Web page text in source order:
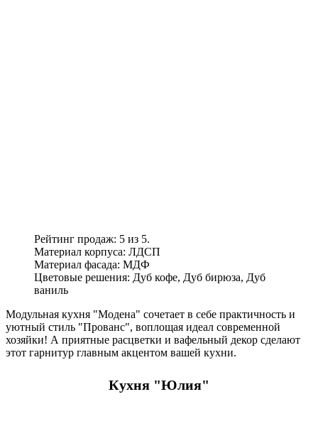
Рейтинг продаж: 5 из 5.
Материал корпуса: ЛДСП
Материал фасада: МДФ
Цветовые решения: Дуб кофе, Дуб бирюза, Дуб
ваниль
Модульная кухня "Модена" сочетает в себе практичность и
уютный стиль "Прованс", воплощая идеал современной
хозяйки! А приятные расцветки и вафельный декор сделают
этот гарнитур главным акцентом вашей кухни.
Кухня "Юлия"